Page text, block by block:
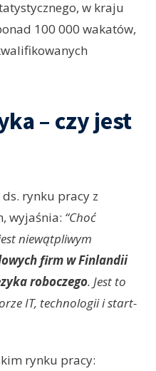
w kraju
100 000 wakatów,
– czy jest
rynku pracy z
wyjaśnia: “Choć
niewątpliwym
firm w Finlandii
roboczego. Jest to
IT, technologii i start-
rynku pracy: